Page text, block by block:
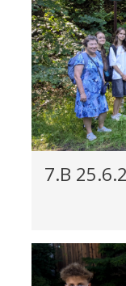
7.B